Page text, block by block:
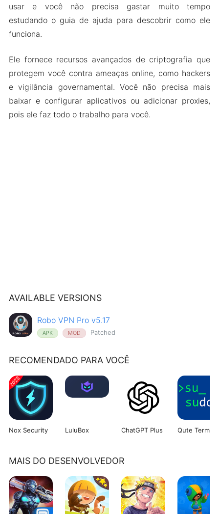
usar e você não precisa gastar muito tempo
estudando o guia de ajuda para descobrir como ele
funciona.
Ele fornece recursos avançados de criptografia que
protegem você contra ameaças online, como hackers
e vigilância governamental. Você não precisa mais
baixar e configurar aplicativos ou adicionar proxies,
pois ele faz todo o trabalho para você.
AVAILABLE VERSIONS
Robo VPN Pro v5.17
APK MOD Patched
RECOMENDADO PARA VOCÊ
Nox Security LuluBox ChatGPT Plus
MAIS DO DESENVOLVEDOR